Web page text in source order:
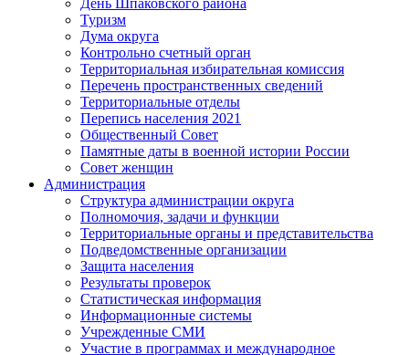
День Шпаковского района
Туризм
Дума округа
Контрольно счетный орган
Территориальная избирательная комиссия
Перечень пространственных сведений
Территориальные отделы
Перепись населения 2021
Общественный Совет
Памятные даты в военной истории России
Совет женщин
Администрация
Структура администрации округа
Полномочия, задачи и функции
Территориальные органы и представительства
Подведомственные организации
Защита населения
Результаты проверок
Статистическая информация
Информационные системы
Учрежденные СМИ
Участие в программах и международное